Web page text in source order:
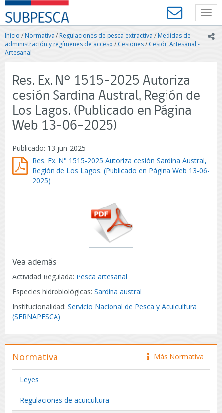
Contenido
principal
SUBPESCA
-
Subsecretaría
de
Pesca
Gobierno
de
Chile
Inicio /Normativa / Regulaciones de pesca extractiva / Medidas de
administración y regímenes de acceso / Cesiones/ Cesión Artesanal -
Artesanal
Res. Ex. N° 1515-2025 Autoriza
cesión Sardina Austral, Región de
Los Lagos. (Publicado en Página
Web 13-06-2025)
Publicado: 13-jun-2025
Res. Ex. N° 1515-2025 Autoriza cesión Sardina Austral,
Región de Los Lagos. (Publicado en Página Web 13-06-
2025)
Vea además
Actividad Regulada: Pesca artesanal
Especies hidrobiológicas: Sardina austral
Institucionalidad: Servicio Nacional de Pesca y Acuicultura
(SERNAPESCA)
icono
Más Normativa
Normativa
Leyes
Regulaciones de acuicultura